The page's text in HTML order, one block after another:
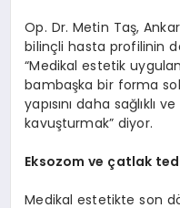
Op. Dr. Metin Taş,
bilinçli hasta profilinin
“Medikal estetik
bambaşka bir forma
yapısını daha sağlıklı
kavuşturmak” diyor.
Eksozom ve çatlak
Medikal estetikte son